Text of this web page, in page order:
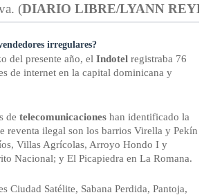
(DIARIO LIBRE/LYANN REYES
irregulares?
del presente año, el Indotel registraba 76
de internet en la capital dominicana y
de telecomunicaciones han identificado la
reventa ilegal son los barrios Virella y Pekín
Villas Agrícolas, Arroyo Hondo I y
Nacional; y El Picapiedra en La Romana.
Ciudad Satélite, Sabana Perdida, Pantoja,